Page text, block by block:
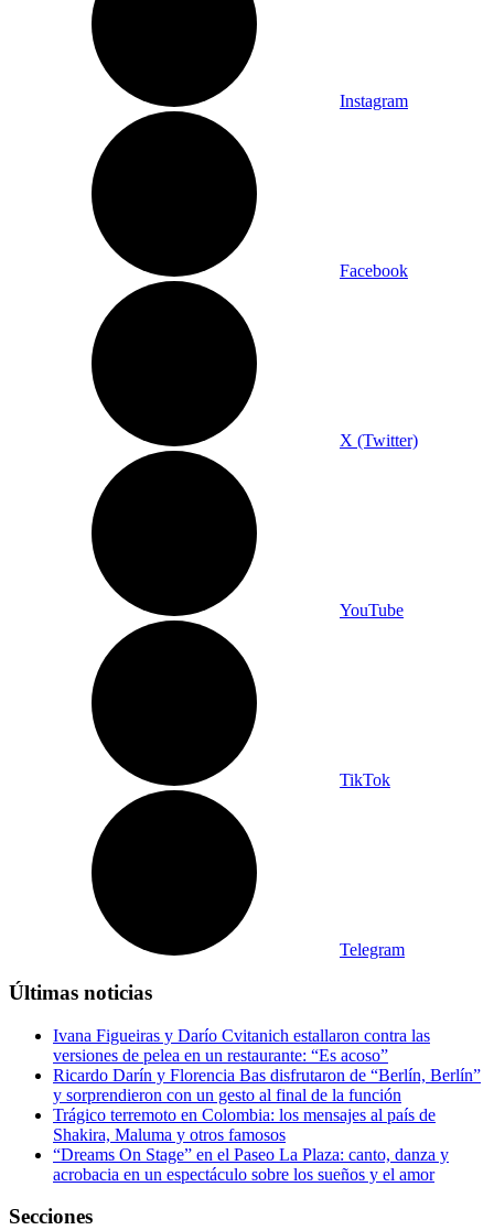
Instagram
Facebook
X (Twitter)
YouTube
TikTok
Telegram
Últimas noticias
Ivana Figueiras y Darío Cvitanich estallaron contra las
versiones de pelea en un restaurante: “Es acoso”
Ricardo Darín y Florencia Bas disfrutaron de “Berlín, Berlín”
y sorprendieron con un gesto al final de la función
Trágico terremoto en Colombia: los mensajes al país de
Shakira, Maluma y otros famosos
“Dreams On Stage” en el Paseo La Plaza: canto, danza y
acrobacia en un espectáculo sobre los sueños y el amor
Secciones